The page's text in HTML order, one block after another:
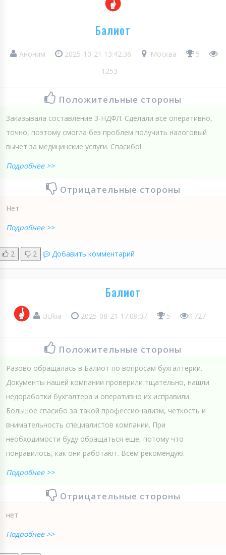
Балиот
Аноним 2025-10-21 13:42:36 Москва
5
1253
Положительные стороны
Заказывала составление 3-НДФЛ. Сделали все оперативно,
точно, поэтому смогла без проблем получить налоговый
вычет за медицинские услуги. Спасибо!
Подробнее >>
Отрицательные стороны
Нет
Подробнее >>
2 2 Добавить комментарий
Балиот
UUkia 2025-08-21 17:09:07 5 1727
Положительные стороны
Разово обращалась в Балиот по вопросам бухгалтерии.
Документы нашей компании проверили тщательно, нашли
недоработки бухгалтера и оперативно их исправили.
Большое спасибо за такой профессионализм, четкость и
внимательность специалистов компании. При
необходимости буду обращаться еще, потому что
понравилось, как они работают. Всем рекомендую.
Подробнее >>
Отрицательные стороны
нет
Подробнее >>